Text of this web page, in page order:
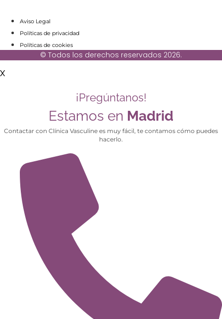
Aviso Legal
Políticas de privacidad
Políticas de cookies
© Todos los derechos reservados 2026.
X
¡Pregúntanos!
Estamos en Madrid
Contactar con Clínica Vasculine es muy fácil, te contamos cómo puedes
hacerlo.